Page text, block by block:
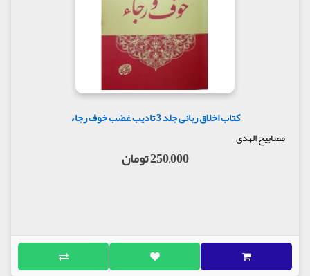
کتاب اخلاق ربانی جلد 3 تادیب غضب خوف رجاء
مصابیح الهدی
250,000 تومان